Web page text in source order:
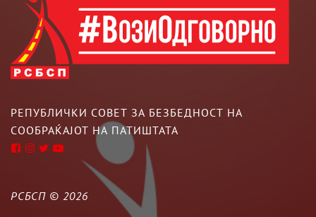
РЕПУБЛИЧКИ СОВЕТ ЗА БЕЗБЕДНОСТ НА
СООБРАЌАЈОТ НА ПАТИШТАТА
РСБСП © 2026